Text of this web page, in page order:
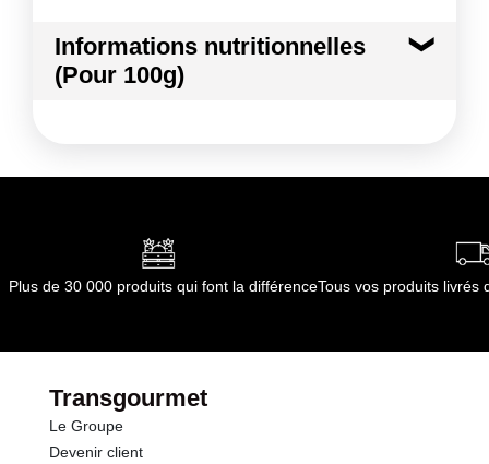
FRAISE
Conformément aux informations transmises
Informations nutritionnelles
(Pour 100g)
Kilojoules 157 kj
dont Acides gras saturés 0.00 g
dont Sucres
Protéines
Plus de 30 000 produits qui font la différenceTous vos produits livrés
Transgourmet
Le Groupe
Devenir client